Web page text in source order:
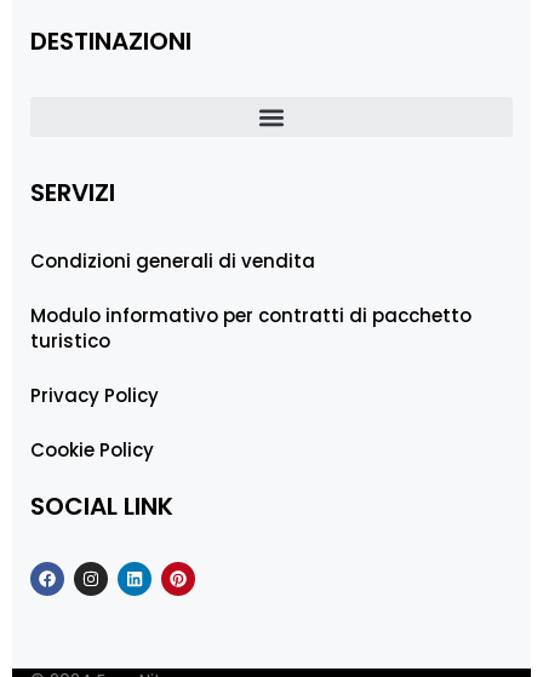
DESTINAZIONI
SERVIZI
Condizioni generali di vendita
Modulo informativo per contratti di pacchetto
turistico
Privacy Policy
Cookie Policy
SOCIAL LINK